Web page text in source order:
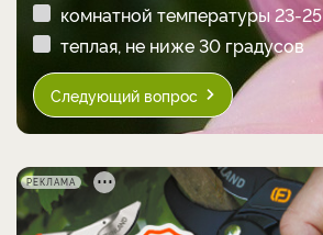
комнатной температуры 23-25
теплая, не ниже 30 градусов
Следующий вопрос
РЕКЛАМА